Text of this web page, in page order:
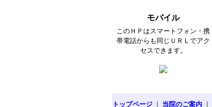
モバイル
このＨＰはスマートフォン・携
帯電話からも同じＵＲＬでアク
セスできます。
トップページ ｜ 当院のご案内 ｜